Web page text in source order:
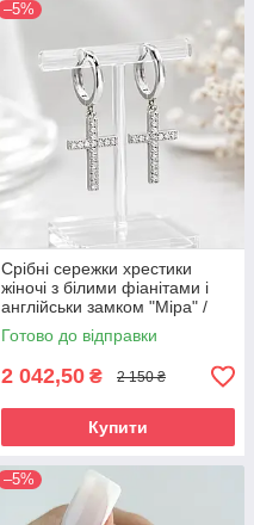
–5%
Срібні сережки хрестики
жіночі з білими фіанітами і
англійськи замком "Міра" /
Стильні сережки срібло з
камінням
Готово до відправки
2 042,50 ₴ 2 150 ₴
Купити
–5%